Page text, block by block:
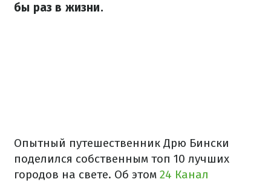
бы раз в жизни.
Опытный путешественник Дрю Бински
поделился собственным топ 10 лучших
городов на свете. Об этом 24 Канал